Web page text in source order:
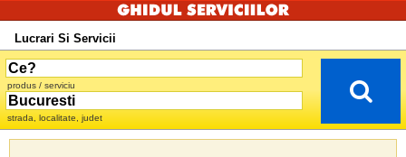
Lucrari Si Servicii
produs / serviciu
strada, localitate, judet